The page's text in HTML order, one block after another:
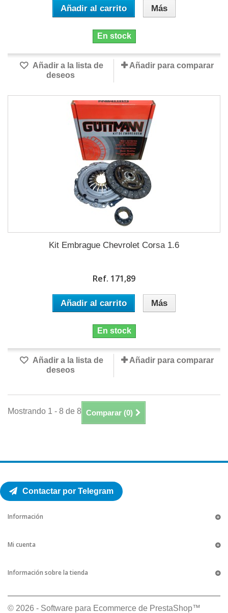
Añadir al carrito Más
En stock
Añadir a la lista de
deseos
Añadir para comparar
Kit Embrague Chevrolet Corsa 1.6
Ref. 171,89
Añadir al carrito Más
En stock
Añadir a la lista de
deseos
Añadir para comparar
Comparar (0)
Mostrando 1 - 8 de 8
Contactar por Telegram
Información
© 2026 - Software para Ecommerce de PrestaShop™
Mi cuenta
Información sobre la tienda